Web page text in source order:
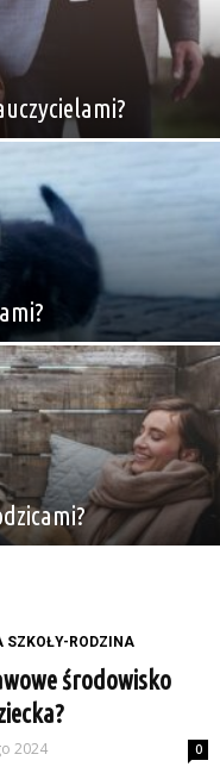
SZKOŁY-RODZINA
środowisko
2024 0